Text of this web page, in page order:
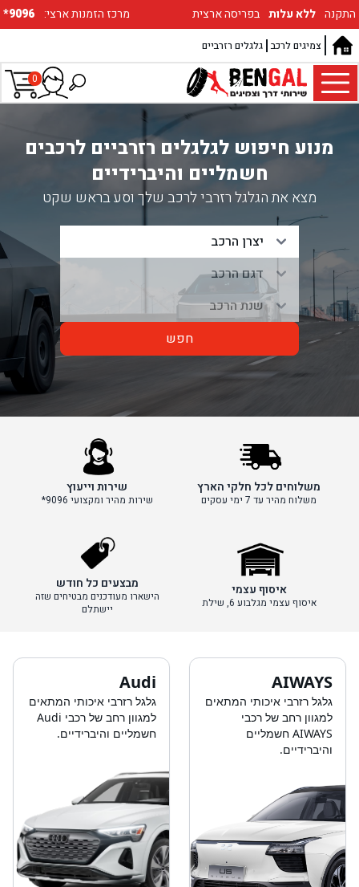
*9096 :מרכז הזמנות ארצי התקנה ללא עלות בפריסה ארצית
גלגלים רזרביים צמיגים לרכב
0
מנוע חיפוש לגלגלים רזרביים לרכבים
חשמליים והיברידיים
מצא את הגלגל רזרבי לרכב שלך וסע בראש שקט
חפש
משלוחים לכל חלקי הארץ
משלוח מהיר עד 7 ימי עסקים
שירות וייעוץ
שירות מהיר ומקצועי 9096*
איסוף עצמי
איסוף עצמי מגלבוע 6, שילת
מבצעים כל חודש
הישארו מעודכנים מבטיחים שזה
יישתלם
AIWAYS
גלגל רזרבי איכותי המתאים
למגוון רחב של רכבי
AIWAYS חשמליים
והיברידיים.
Audi
גלגל רזרבי איכותי המתאים
למגוון רחב של רכבי Audi
חשמליים והיברידיים.